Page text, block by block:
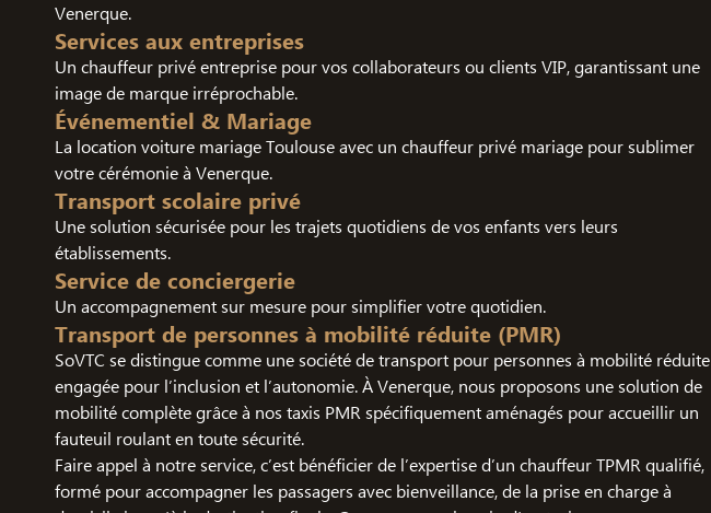
Venerque.
Services aux entreprises
Un chauffeur privé entreprise pour vos collaborateurs ou clients VIP, garantissant une
image de marque irréprochable.
Événementiel & Mariage
La location voiture mariage Toulouse avec un chauffeur privé mariage pour sublimer
votre cérémonie à Venerque.
Transport scolaire privé
Une solution sécurisée pour les trajets quotidiens de vos enfants vers leurs
établissements.
Service de conciergerie
Un accompagnement sur mesure pour simplifier votre quotidien.
Transport de personnes à mobilité réduite (PMR)
SoVTC se distingue comme une société de transport pour personnes à mobilité réduite
engagée pour l’inclusion et l’autonomie. À Venerque, nous proposons une solution de
mobilité complète grâce à nos taxis PMR spécifiquement aménagés pour accueillir un
fauteuil roulant en toute sécurité.
Faire appel à notre service, c’est bénéficier de l’expertise d’un chauffeur TPMR qualifié,
formé pour accompagner les passagers avec bienveillance, de la prise en charge à